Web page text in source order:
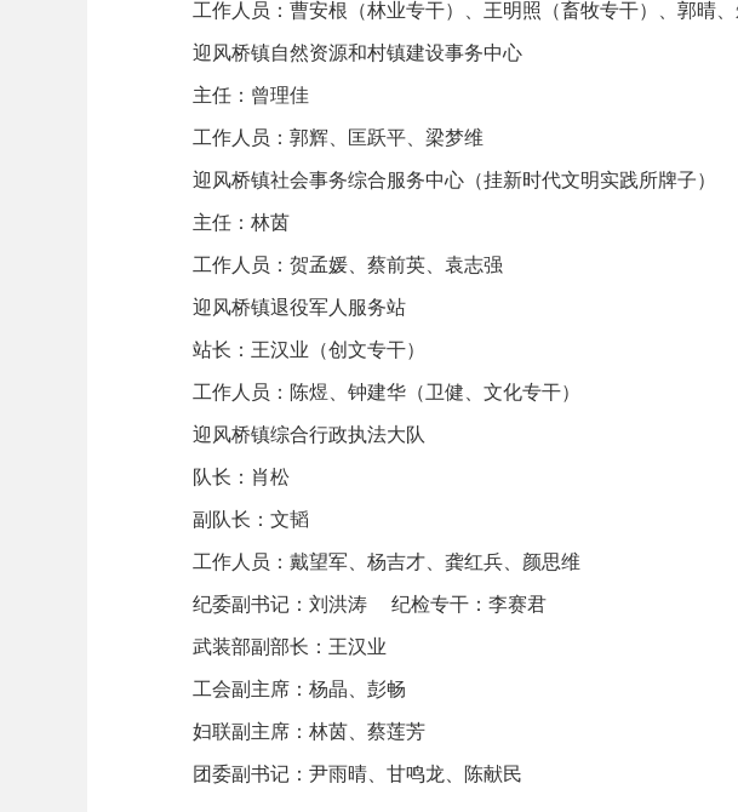
工作人员：曹安根（林业专干）、王明照（畜牧专干）、郭晴
迎风桥镇自然资源和村镇建设事务中心
主任：曾理佳
工作人员：郭辉、匡跃平、梁梦维
迎风桥镇社会事务综合服务中心（挂新时代文明实践所牌子）
主任：林茵
工作人员：贺孟媛、蔡前英、袁志强
迎风桥镇退役军人服务站
站长：王汉业（创文专干）
工作人员：陈煜、钟建华（卫健、文化专干）
迎风桥镇综合行政执法大队
队长：肖松
副队长：文韬
工作人员：戴望军、杨吉才、龚红兵、颜思维
纪委副书记：刘洪涛 纪检专干：李赛君
武装部副部长：王汉业
工会副主席：杨晶、彭畅
妇联副主席：林茵、蔡莲芳
团委副书记：尹雨晴、甘鸣龙、陈献民